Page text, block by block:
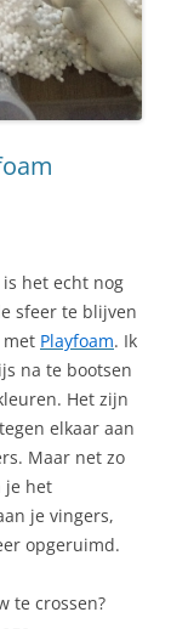
het echt nog
sfeer te blijven
met Playfoam. Ik
na te bootsen
Het zijn
elkaar aan
Maar net zo
je het
je vingers,
opgeruimd.
te crossen?